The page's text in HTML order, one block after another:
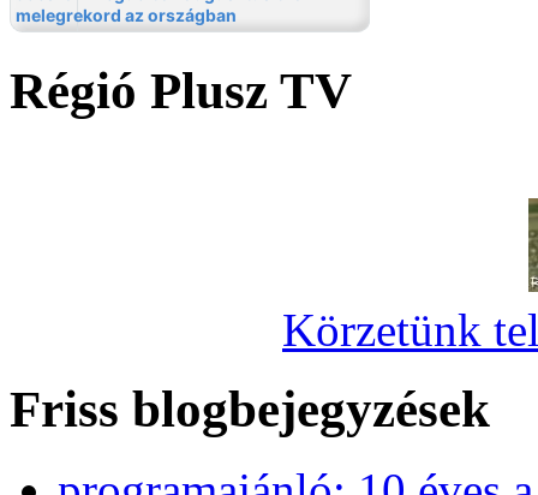
Régió Plusz TV
Körzetünk
Friss blogbejegyzések